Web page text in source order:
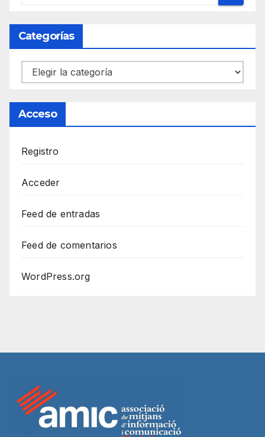
Categorías
Categorías
Acceso
Registro
Acceder
Feed de entradas
Feed de comentarios
WordPress.org